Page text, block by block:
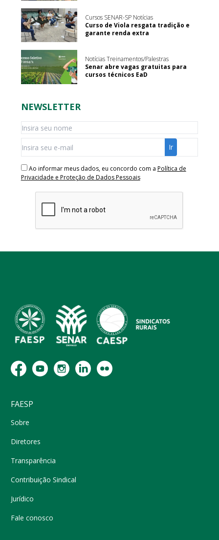
Cursos SENAR-SP Notícias
Curso de Viola resgata tradição e
garante renda extra
Notícias Treinamentos/Palestras
Senar abre vagas gratuitas para
cursos técnicos EaD
NEWSLETTER
Ao informar meus dados, eu concordo com a Política de
Privacidade e Proteção de Dados Pessoais
FAESP
Sobre
Diretores
Transparência
Contribuição Sindical
Jurídico
Fale conosco